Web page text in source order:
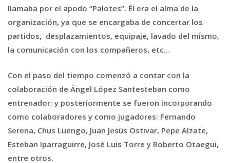
llamaba por el apodo “Palotes”. Él era el alma de la
organización, ya que se encargaba de concertar los
partidos, desplazamientos, equipaje, lavado del mismo,
la comunicación con los compañeros, etc…
Con el paso del tiempo comenzó a contar con la
colaboración de Ángel López Santesteban como
entrenador; y posteriormente se fueron incorporando
como colaboradores y como jugadores: Fernando
Serena, Chus Luengo, Juan Jesús Ostivar, Pepe Alzate,
Esteban Iparraguirre, José Luis Torre y Roberto Otaegui,
entre otros.